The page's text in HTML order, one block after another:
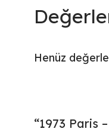
Henüz
“1973 Paris